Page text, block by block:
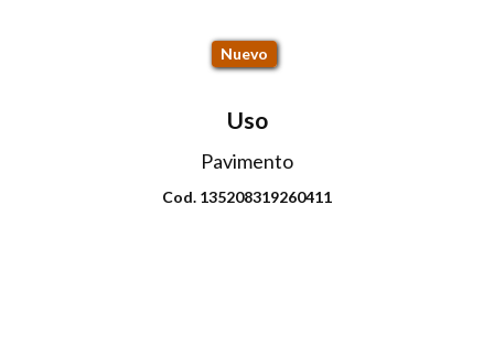
Nuevo
Uso
Pavimento
Cod. 135208319260411